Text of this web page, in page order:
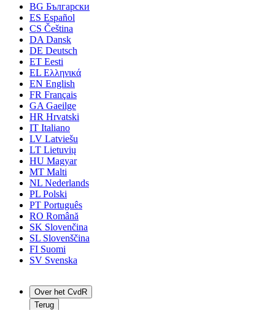
BG Български
ES Español
CS Čeština
DA Dansk
DE Deutsch
ET Eesti
EL Ελληνικά
EN English
FR Français
GA Gaeilge
HR Hrvatski
IT Italiano
LV Latviešu
LT Lietuvių
HU Magyar
MT Malti
NL Nederlands
PL Polski
PT Português
RO Română
SK Slovenčina
SL Slovenščina
FI Suomi
SV Svenska
Over het CvdR
Terug